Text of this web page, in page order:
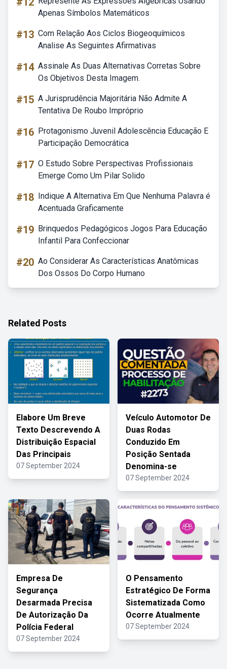
Apenas Símbolos Matemáticos
#13 Com Relação Aos Ciclos Biogeoquímicos
Analise As Seguintes Afirmativas
#14 Assinale As Duas Alternativas Corretas Sobre
Os Objetivos Desta Imagem.
#15 A Jurisprudência Majoritária Não Admite A
Tentativa De Roubo Impróprio
#16 Protagonismo Juvenil Adolescência Educação E
Participação Democrática
#17 O Estudo Sobre Perspectivas Profissionais
Emerge Como Um Pilar Solido
#18 Indique A Alternativa Em Que Nenhuma Palavra é
Acentuada Graficamente
#19 Brinquedos Pedagógicos Jogos Para Educação
Infantil Para Confeccionar
#20 Ao Considerar As Características Anatômicas
Dos Ossos Do Corpo Humano
Related Posts
Elabore Um Breve
Texto Descrevendo A
Distribuição Espacial
Das Principais
07 September 2024
Veículo Automotor De
Duas Rodas
Conduzido Em
Posição Sentada
Denomina-se
07 September 2024
Empresa De
Segurança
Desarmada Precisa
De Autorização Da
Polícia Federal
07 September 2024
O Pensamento
Estratégico De Forma
Sistematizada Como
Ocorre Atualmente
07 September 2024